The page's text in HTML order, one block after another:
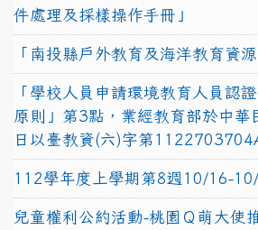
件處理及採樣操作手冊」
「南投縣戶外教育及海洋教育資源
「學校人員申請環境教育人員認
原則」第3點，業經教育部於中
日以臺教資(六)字第
112學年度上學期第8週10/16-
兒童權利公約活動-桃園Ｑ萌大使